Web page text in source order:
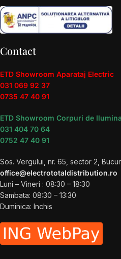
Contact
ETD Showroom Aparataj Electric
031 069 92 37
0735 47 40 91
ETD Showroom Corpuri de
031 404 70 64
0752 47 40 91
Sos. Vergului, nr. 65, sector 2,
office@electrototaldistribution.ro
Luni – Vineri : 08:30 – 18:30
Sambata: 08:30 – 13:30
Duminica: Inchis